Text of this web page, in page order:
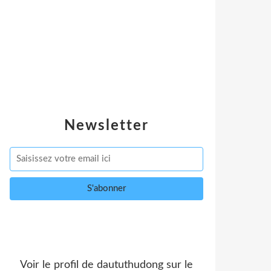
Newsletter
Voir le profil de daututhudong sur le